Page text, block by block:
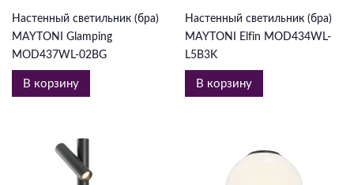
Настенный светильник (бра)
MAYTONI Glamping
MOD437WL-02BG
В корзину
Настенный светильник (бра)
MAYTONI Elfin MOD434WL-
L5B3K
В корзину